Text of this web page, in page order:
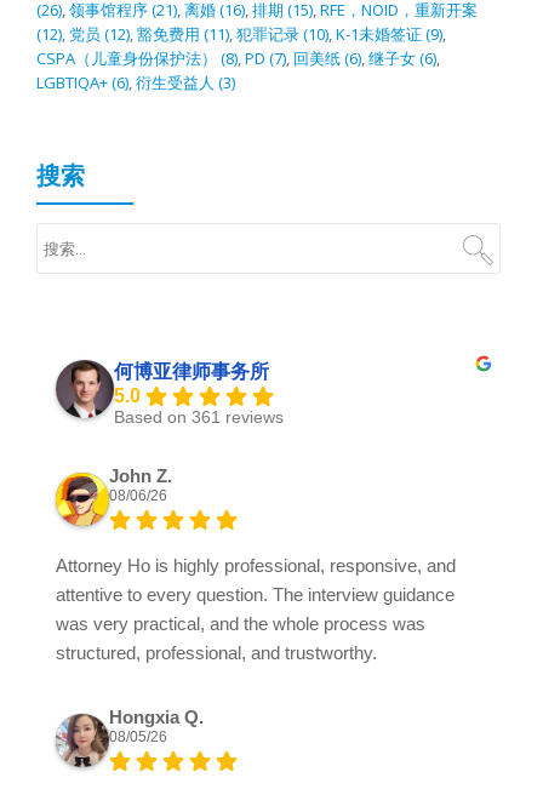
(26),领事馆程序(21),离婚(16),排期 (15),RFE，NOID，重新开案
(12), 党员 (12),豁免费用 (11),犯罪记录(10),K-1未婚签证(9),
CSPA（儿童身份保护法）
(8),PD (7), 回美纸(6),继子女(6),
LGBTIQA+(6),衍生受益人 (3)
搜索
何博亚律师事务所
5.0
Based on 361 reviews
John Z.
08/06/26
Attorney Ho is highly professional, responsive, and
attentive to every question. The interview guidance
was very practical, and the whole process was
structured, professional, and trustworthy.
Hongxia Q.
08/05/26